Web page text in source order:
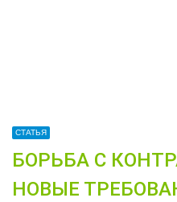
СТАТЬЯ
БОРЬБА С
НОВЫЕ